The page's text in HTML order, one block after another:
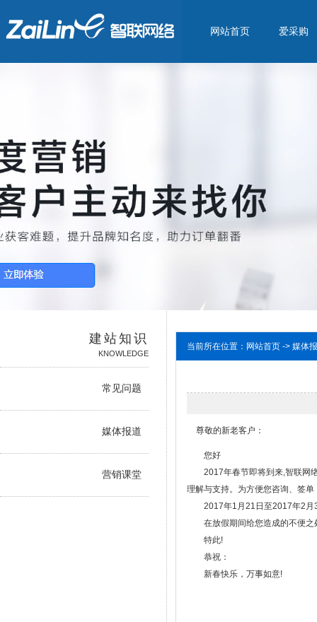
网站首页 爱采购
建站知识
KNOWLEDGE
常见问题
媒体报道
营销课堂
当前所在位置：网站首页 -> 媒体
尊敬的新老客户：
您好
2017年春节即将到来,智联网络
理解与支持。为方便您咨询、签
2017年1月21日至2017年2月
在放假期间给您造成的不便之
特此!
恭祝：
新春快乐，万事如意!